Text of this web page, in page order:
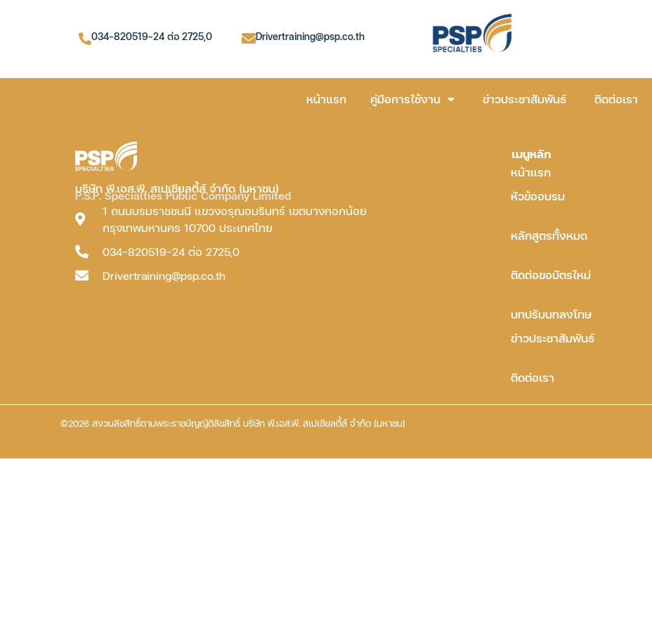
034-820519-24 ต่อ 2725,0 Drivertraining@psp.co.th
หน้าแรก คู่มือการใช้งาน ข่าวประชาสัมพันธ์ ติดต่อเรา
บริษัท พี.เอส.พี. สเปเชียลตี้ส์ จำกัด (มหาชน)
P.S.P. Specialties Public Company Limited
1 ถนนบรมราชชนนี แขวงอรุณอมรินทร์ เขตบางกอกน้อย
กรุงเทพมหานคร 10700 ประเทศไทย
034-820519-24 ต่อ 2725,0
Drivertraining@psp.co.th
เมนูหลัก
หน้าแรก
หัวข้ออบรม
หลักสูตรทั้งหมด
ติดต่อขอบัตรใหม่
บทปรับบทลงโทษ
ข่าวประชาสัมพันธ์
ติดต่อเรา
©2026 สงวนลิขสิทธิ์ตามพระราชบัญญัติลิขสิทธิ์ บริษัท พี.เอส.พี. สเปเชียลตี้ส์ จำกัด (มหาชน)